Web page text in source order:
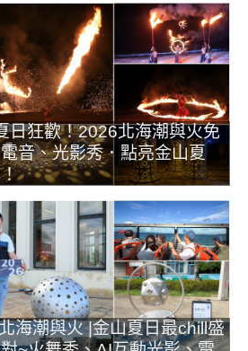
日狂歡！2026北海潮與火免
音、光影秀．點亮金山夏
海潮與火 |金山夏日最chill盛